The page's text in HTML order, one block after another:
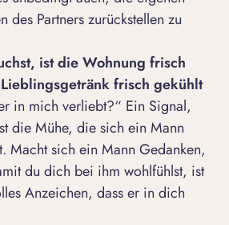
des Partners zurückstellen zu
ist die Wohnung frisch
frisch gekühlt
in mich verliebt?“ Ein Signal,
die Mühe, die sich ein Mann
Macht sich ein Mann Gedanken,
du dich bei ihm wohlfühlst, ist
Anzeichen, dass er in dich